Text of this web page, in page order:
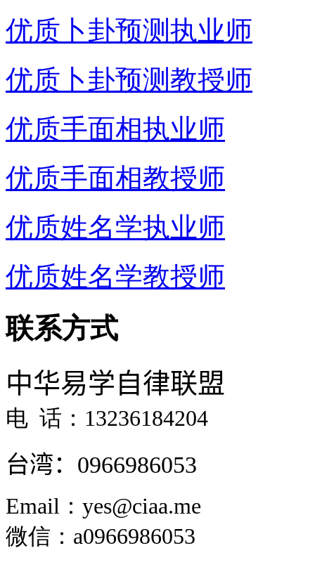
优质卜卦预测执业师
优质卜卦预测教授师
优质手面相执业师
优质手面相教授师
优质姓名学执业师
优质姓名学教授师
联系方式
中华易学自律联盟
电 话：13236184204
台湾： 0966986053
Email：yes@ciaa.me
微信 ：a0966986053